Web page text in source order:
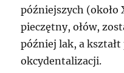
późniejszych (około
pieczętny, ołów,
później lak, a kształt
okcydentalizacji.